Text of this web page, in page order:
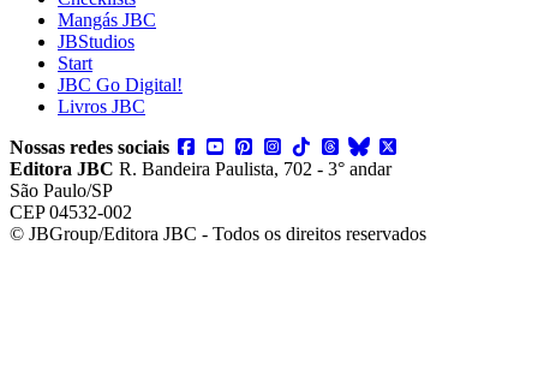
Mangás JBC
JBStudios
Start
JBC Go Digital!
Livros JBC
Nossas redes sociais
Editora JBC R. Bandeira Paulista, 702 - 3° andar
São Paulo/SP
CEP 04532-002
© JBGroup/Editora JBC - Todos os direitos reservados